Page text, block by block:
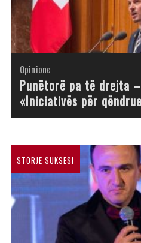
Opinione
Opinione
Punëtorë pa të drejta
«Iniciativës për
Opinione
Opinione
Opinione
Opinione
Opinione
Opinione
STORJE SUKSESI